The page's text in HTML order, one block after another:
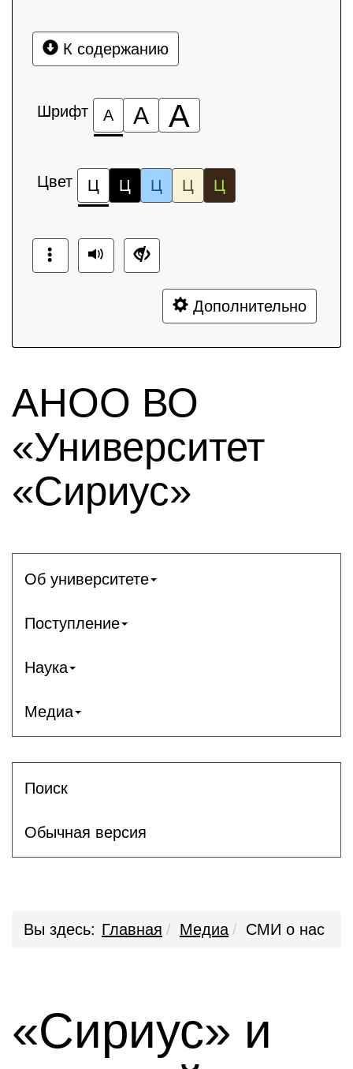
К содержанию
Шрифт А А А
Цвет Ц Ц Ц Ц Ц
Дополнительно
АНОО ВО
«Университет
«Сириус»
Об университете
Поступление
Наука
Медиа
Поиск
Обычная версия
Вы здесь: Главная Медиа СМИ о нас
«Сириус» и